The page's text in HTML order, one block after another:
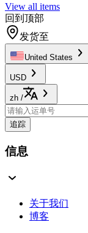
View all items
回到顶部
发货至
United States
USD
zh /
追踪
信息
关于我们
博客